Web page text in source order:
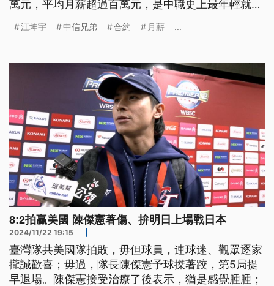
萬元，平均月薪超過百萬元，是中職史上最年輕就拿
員。
江坤宇 中信兄弟 合約 月薪 ...
8:2拍贏美國 陳傑憲著傷、拚明日上場戰日本
2024/11/22 19:15
臺灣隊共美國隊拍敗，毋但球員，連球迷、觀眾逐家
攏誠歡喜；毋過，隊長陳傑憲予球搩著跤，第5局提
早退場。陳傑憲接受治療了後表示，猶是感覺腫腫；